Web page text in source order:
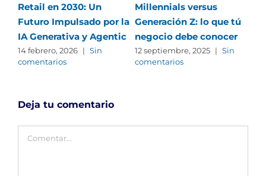
Retail en 2030: Un
Futuro Impulsado por la
IA Generativa y Agentic
14 febrero, 2026 | Sin
comentarios
Millennials versus
Generación Z: lo que tú
negocio debe conocer
12 septiembre, 2025 | Sin
comentarios
Deja tu comentario
Comentar